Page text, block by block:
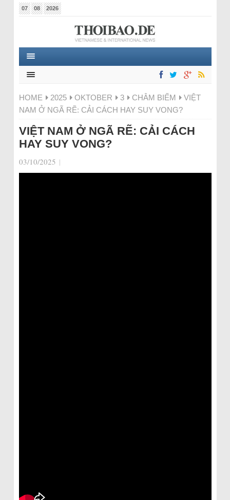
07 08 2026
HOME 2025 OKTOBER 3 CHÂM BIẾM
VIỆT
NAM Ở NGÃ RẼ: CẢI CÁCH HAY SUY VONG?
VIỆT NAM Ở NGÃ RẼ: CẢI CÁCH
HAY SUY VONG?
03/10/2025 |